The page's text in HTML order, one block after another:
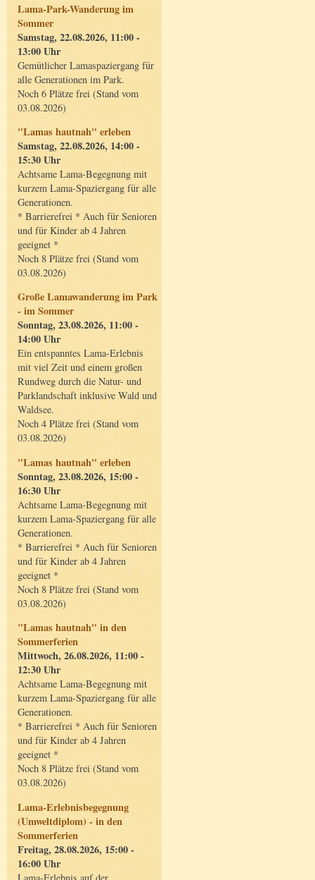
Lama-Park-Wanderung im
Sommer
Samstag, 22.08.2026, 11:00 -
13:00 Uhr
Gemütlicher Lamaspaziergang für
alle Generationen im Park.
Noch 6 Plätze frei (Stand vom
03.08.2026)
"Lamas hautnah" erleben
Samstag, 22.08.2026, 14:00 -
15:30 Uhr
Achtsame Lama-Begegnung mit
kurzem Lama-Spaziergang für alle
Generationen.
* Barrierefrei * Auch für Senioren
und für Kinder ab 4 Jahren
geeignet *
Noch 8 Plätze frei (Stand vom
03.08.2026)
Große Lamawanderung im Park
- im Sommer
Sonntag, 23.08.2026, 11:00 -
14:00 Uhr
Ein entspanntes Lama-Erlebnis
mit viel Zeit und einem großen
Rundweg durch die Natur- und
Parklandschaft inklusive Wald und
Waldsee.
Noch 4 Plätze frei (Stand vom
03.08.2026)
"Lamas hautnah" erleben
Sonntag, 23.08.2026, 15:00 -
16:30 Uhr
Achtsame Lama-Begegnung mit
kurzem Lama-Spaziergang für alle
Generationen.
* Barrierefrei * Auch für Senioren
und für Kinder ab 4 Jahren
geeignet *
Noch 8 Plätze frei (Stand vom
03.08.2026)
"Lamas hautnah" in den
Sommerferien
Mittwoch, 26.08.2026, 11:00 -
12:30 Uhr
Achtsame Lama-Begegnung mit
kurzem Lama-Spaziergang für alle
Generationen.
* Barrierefrei * Auch für Senioren
und für Kinder ab 4 Jahren
geeignet *
Noch 8 Plätze frei (Stand vom
03.08.2026)
Lama-Erlebnisbegegnung
(Umweltdiplom) - in den
Sommerferien
Freitag, 28.08.2026, 15:00 -
16:00 Uhr
Lama-Erlebnis auf der